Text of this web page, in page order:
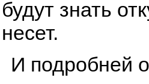
будут знать
несет.
И подробней